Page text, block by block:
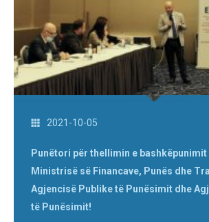
2021-10-05
Punëtori për thellimin e
Ministrisë së Financave, Punës dhe
Agjencisë Publike të Punësimit dhe
të Punësimit!